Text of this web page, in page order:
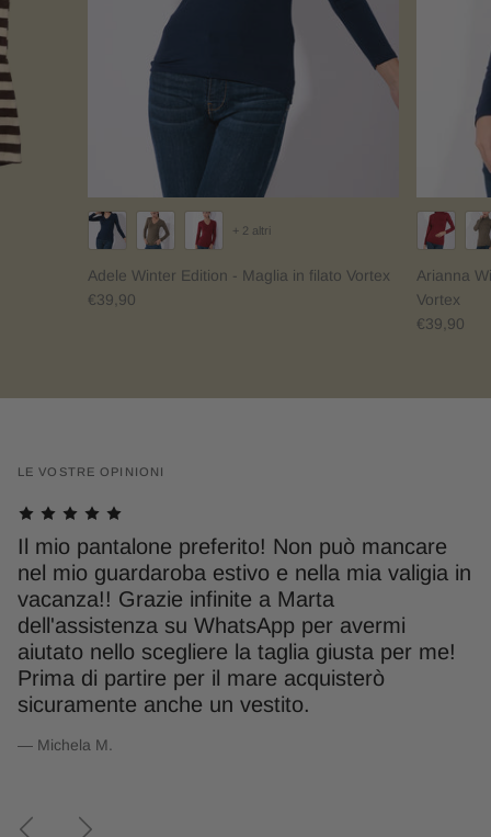
Adele Winter Edition - Maglia in filato Vortex
€39,90
+ 2 altri
Arianna
Vortex
€39,90
LE VOSTRE OPINIONI
Il mio pantalone preferito! Non può mancare
nel mio guardaroba estivo e nella mia valigia in
vacanza!! Grazie infinite a Marta
dell'assistenza su WhatsApp per avermi
aiutato nello scegliere la taglia giusta per me!
Prima di partire per il mare acquisterò
sicuramente anche un vestito.
— Michela M.